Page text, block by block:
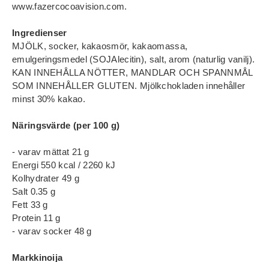
www.fazercocoavision.com.
Ingredienser
MJÖLK, socker, kakaosmör, kakaomassa,
emulgeringsmedel (SOJAlecitin), salt, arom (naturlig vanilj).
KAN INNEHÅLLA NÖTTER, MANDLAR OCH SPANNMÅL
SOM INNEHÅLLER GLUTEN. Mjölkchokladen innehåller
minst 30% kakao.
Näringsvärde (per 100 g)
- varav mättat 21 g
Energi 550 kcal / 2260 kJ
Kolhydrater 49 g
Salt 0.35 g
Fett 33 g
Protein 11 g
- varav socker 48 g
Markkinoija